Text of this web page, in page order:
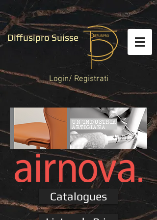
Diffusipro Suisse
Login/ Registrati
Catalogues